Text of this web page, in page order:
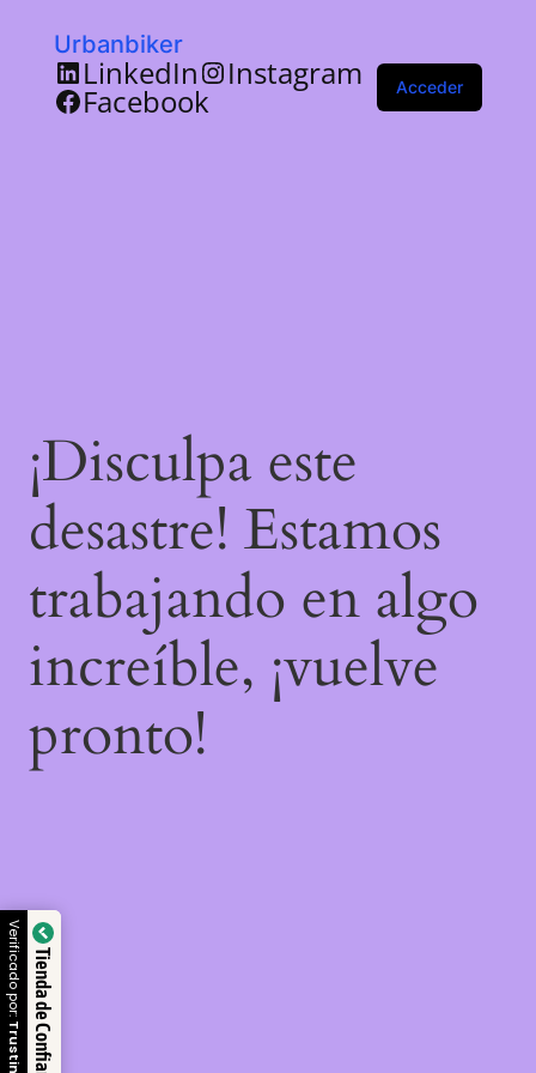
Urbanbiker
LinkedIn Instagram
Facebook Acceder
¡Disculpa este
desastre! Estamos
trabajando en algo
increíble, ¡vuelve
pronto!
Tienda de Confianza
Verificado por: